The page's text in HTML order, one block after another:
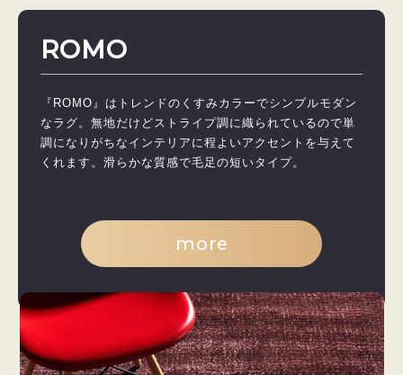
ROMO
『ROMO』はトレンドのくすみカラーでシンプルモダン
なラグ。無地だけどストライプ調に織られているので単
調になりがちなインテリアに程よいアクセントを与えて
くれます。滑らかな質感で毛足の短いタイプ。
more